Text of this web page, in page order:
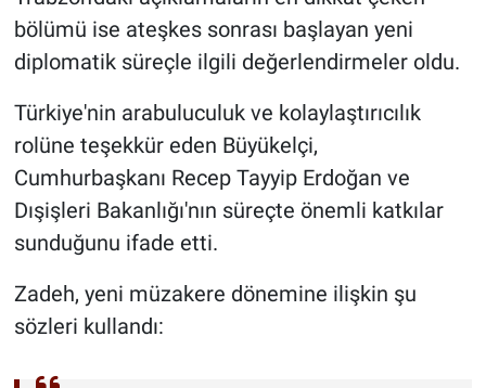
bölümü ise ateşkes sonrası başlayan yeni
diplomatik süreçle ilgili değerlendirmeler oldu.
Türkiye'nin arabuluculuk ve kolaylaştırıcılık
rolüne teşekkür eden Büyükelçi,
Cumhurbaşkanı Recep Tayyip Erdoğan ve
Dışişleri Bakanlığı'nın süreçte önemli katkılar
sunduğunu ifade etti.
Zadeh, yeni müzakere dönemine ilişkin şu
sözleri kullandı: